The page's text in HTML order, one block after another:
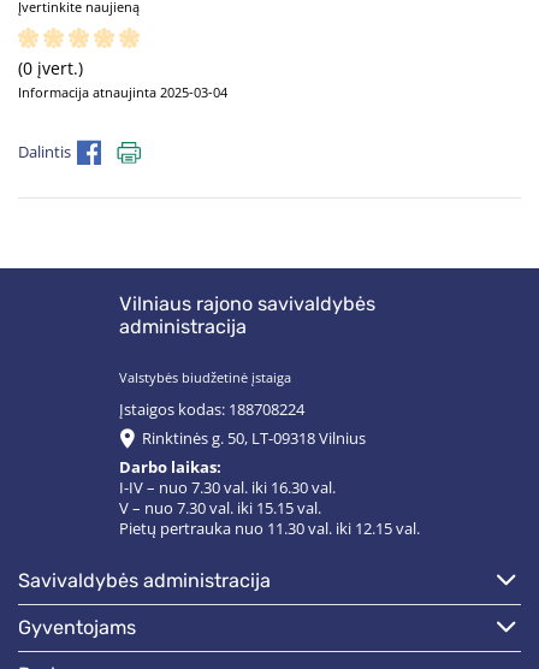
Įvertinkite naujieną
(0 įvert.)
Informacija atnaujinta 2025-03-04
Dalintis
Vilniaus rajono savivaldybės
administracija
Valstybės biudžetinė įstaiga
Įstaigos kodas: 188708224
Rinktinės g. 50, LT-09318 Vilnius
Darbo laikas:
I-IV – nuo 7.30 val. iki 16.30 val.
V – nuo 7.30 val. iki 15.15 val.
Pietų pertrauka nuo 11.30 val. iki 12.15 val.
savivaldybės administracija
gyventojams